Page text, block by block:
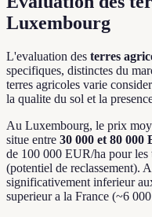
Luxembourg
L'evaluation des terres
specifiques, distinctes du
terres agricoles varie
la qualite du sol et la
Au Luxembourg, le prix
situe entre 30 000 et 80 000
de 100 000 EUR/ha pour les
(potentiel de reclassement).
significativement inferieur
superieur a la France (~6